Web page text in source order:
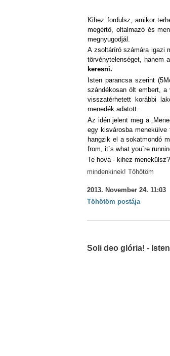
Kihez fordulsz, amikor
megértő, oltalmazó és
megnyugodjál.
A zsoltáríró számára igazi
törvénytelenséget, hanem
keresni.
Isten parancsa szerint
szándékosan ölt embert, a
visszatérhetett korábbi
menedék adatott.
Az idén jelent meg a
egy kisvárosba
hangzik el a sokatmondó
from, it`s what you`re
Te hova - kihez
mindenkinek! Töhötöm
2013. November 24. 11:03
Töhötöm postája
Soli deo glória! -